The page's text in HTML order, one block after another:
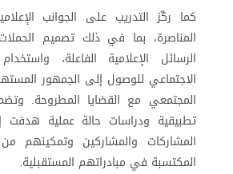
كما ركّز التدريب على الجوانب
المناصرة، بما في ذلك تصميم الحملات
الرسائل الإعلامية الفاعلة،
الاجتماعي للوصول إلى الجمهور
المجتمعي مع القضايا المطروحة.
تطبيقية ودراسات حالة عملية هدفت
المشاركات والمشاركين وتمكينهم
المكتسبة في مبادراتهم المستقبلية.